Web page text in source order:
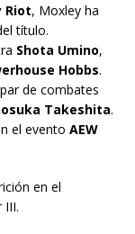
Riot, Moxley ha
título.
Shota Umino,
Hobbs.
de combates
Takeshita.
el evento AEW
en el
III.